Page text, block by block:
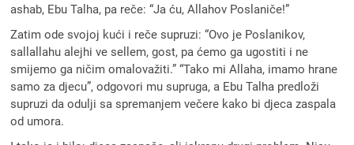
ashab, Ebu Talha, pa reče: “Ja ću, Allahov Poslaniče!”
Zatim ode svojoj kući i reče supruzi: “Ovo je Poslanikov,
sallallahu alejhi ve sellem, gost, pa ćemo ga ugostiti i ne
smijemo ga ničim omalovažiti.” “Tako mi Allaha, imamo hrane
samo za djecu”, odgovori mu supruga, a Ebu Talha predloži
supruzi da odulji sa spremanjem večere kako bi djeca zaspala
od umora.